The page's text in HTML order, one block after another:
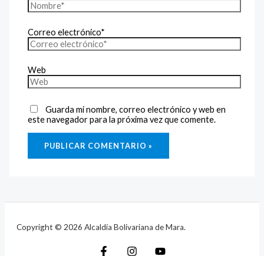
Correo electrónico*
Web
Guarda mi nombre, correo electrónico y web en
este navegador para la próxima vez que comente.
Copyright © 2026 Alcaldía Bolivariana de Mara.